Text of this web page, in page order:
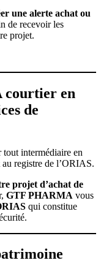
une alerte achat ou
de recevoir les
projet.
courtier en
de
intermédiaire en
au registre de l’ORIAS.
projet d’achat de
GTF PHARMA vous
qui constitue